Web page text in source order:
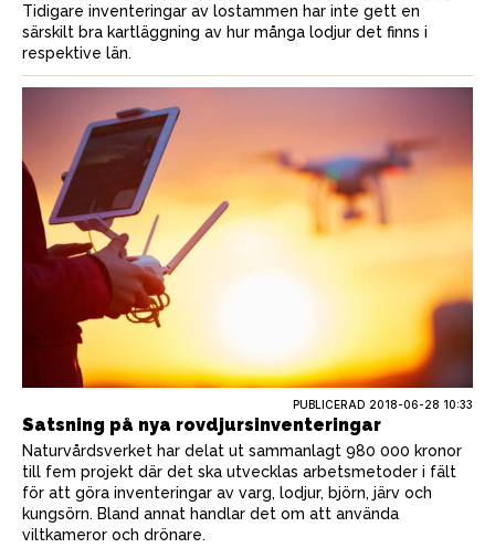
Tidigare inventeringar av lostammen har inte gett en
särskilt bra kartläggning av hur många lodjur det finns i
respektive län.
PUBLICERAD 2018-06-28 10:33
Satsning på nya rovdjursinventeringar
Naturvårdsverket har delat ut sammanlagt 980 000 kronor
till fem projekt där det ska utvecklas arbetsmetoder i fält
för att göra inventeringar av varg, lodjur, björn, järv och
kungsörn. Bland annat handlar det om att använda
viltkameror och drönare.